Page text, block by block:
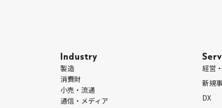
Industry
製造
消費財
小売・流通
通信・メディア
経営
新規
DX